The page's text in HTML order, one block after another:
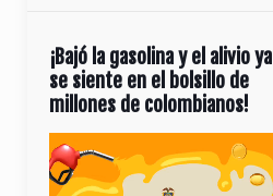
¡Bajó la gasolina y el alivio ya
se siente en el bolsillo de
millones de colombianos!
Reproductor
de